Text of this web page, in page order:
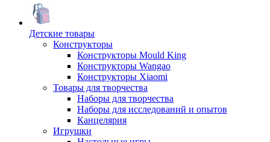
Детские товары
Конструкторы
Конструкторы Mould King
Конструкторы Wangao
Конструкторы Xiaomi
Товары для творчества
Наборы для творчества
Наборы для исследований и опытов
Канцелярия
Игрушки